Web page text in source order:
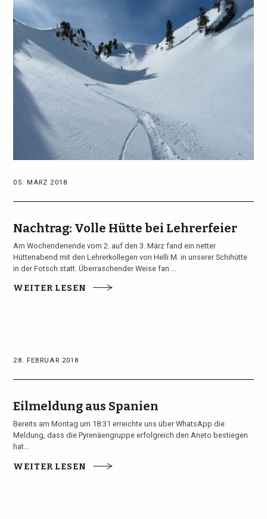
05. MÄRZ 2018
Nachtrag: Volle Hütte bei Lehrerfeier
Am Wochendenende vom 2. auf den 3. März fand ein netter
Hüttenabend mit den Lehrerkollegen von Helli M. in unserer Schihütte
in der Fotsch statt. Überraschender Weise fan ...
WEITER LESEN
28. FEBRUAR 2018
Eilmeldung aus Spanien
Bereits am Montag um 18:31 erreichte uns über WhatsApp die
Meldung, dass die Pyrenäengruppe erfolgreich den Aneto bestiegen
hat...
WEITER LESEN